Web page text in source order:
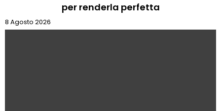
per renderla perfetta
8 Agosto 2026